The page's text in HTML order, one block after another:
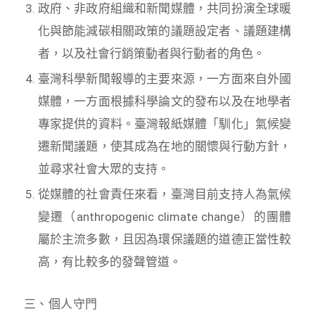
政府、非政府組織和新聞媒體，共同扮演全球暖
化與節能減碳相關政策的議題設定者、議題建構
者，以及社會行銷策動者與行動者的角色。
臺灣科學新聞報導的主要來源，一方面來自外國
媒體，一方面根據科學論文的發布以及在地學者
專家提供的資料。臺灣報紙媒體「馴化」氣候變
遷新聞議題，使其成為在地的關懷與行動方針，
並尋求社會大眾的支持。
從媒體的社會責任來看，臺灣目前支持人為氣候
變遷（anthropogenic climate change）的團體
屬於主流多數，且因為環保議題的道德正當性較
高，有比較多的發聲管道。
三、個人守門